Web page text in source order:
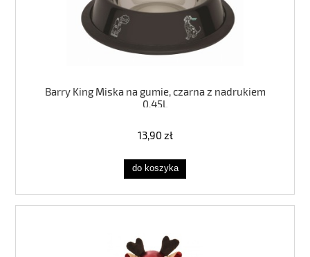
Barry King Miska na gumie, czarna z nadrukiem
0,45L
13,90 zł
do koszyka